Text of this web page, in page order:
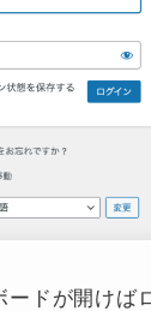
ードが開けば